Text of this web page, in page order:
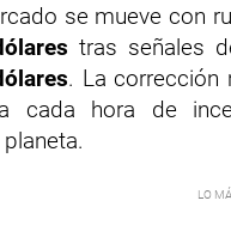
se mueve con
tras señales
. La corrección
cada hora de